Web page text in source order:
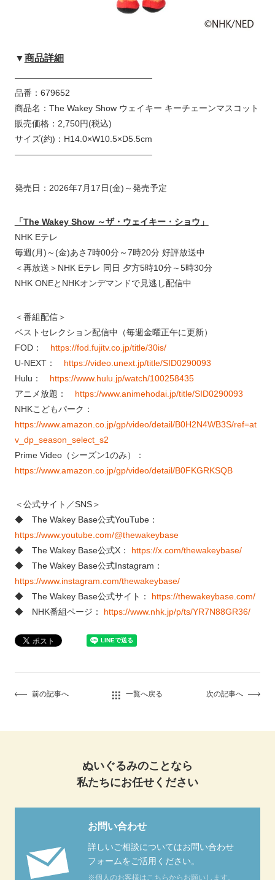
▼商品詳細
————————————————
品番：679652
商品名：The Wakey Show ウェイキー キーチェーンマスコット
販売価格：2,750円(税込)
サイズ(約)：H14.0×W10.5×D5.5cm
————————————————
発売日：2026年7月17日(金)～発売予定
「The Wakey Show ～ザ・ウェイキー・ショウ」
NHK Eテレ
毎週(月)～(金)あさ7時00分～7時20分 好評放送中
＜再放送＞NHK Eテレ 同日 夕方5時10分～5時30分
NHK ONEとNHKオンデマンドで見逃し配信中
＜番組配信＞
ベストセレクション配信中（毎週金曜正午に更新）
FOD： https://fod.fujitv.co.jp/title/30is/
U-NEXT： https://video.unext.jp/title/SID0290093
Hulu： https://www.hulu.jp/watch/100258435
アニメ放題： https://www.animehodai.jp/title/SID0290093
NHKこどもパーク：
https://www.amazon.co.jp/gp/video/detail/B0H2N4WB3S/ref=at
v_dp_season_select_s2
Prime Video（シーズン1のみ）：
https://www.amazon.co.jp/gp/video/detail/B0FKGRKSQB
＜公式サイト／SNS＞
◆ The Wakey Base公式YouTube：
https://www.youtube.com/@thewakeybase
◆ The Wakey Base公式X： https://x.com/thewakeybase/
◆ The Wakey Base公式Instagram：
https://www.instagram.com/thewakeybase/
◆ The Wakey Base公式サイト：
https://thewakeybase.com/
◆ NHK番組ページ： https://www.nhk.jp/p/ts/YR7N88GR36/
前の記事へ 一覧へ戻る 次の記事へ
ぬいぐるみのことなら
私たちにお任せください
お問い合わせ
詳しいご相談についてはお問い合わせ
フォームをご活用ください。
※個人のお客様は こちらからお願いします。